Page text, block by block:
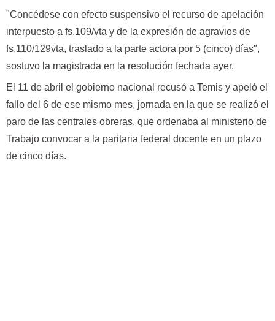
"Concédese con efecto suspensivo el recurso de apelación
interpuesto a fs.109/vta y de la expresión de agravios de
fs.110/129vta, traslado a la parte actora por 5 (cinco) días",
sostuvo la magistrada en la resolución fechada ayer.
El 11 de abril el gobierno nacional recusó a Temis y apeló el
fallo del 6 de ese mismo mes, jornada en la que se realizó el
paro de las centrales obreras, que ordenaba al ministerio de
Trabajo convocar a la paritaria federal docente en un plazo
de cinco días.